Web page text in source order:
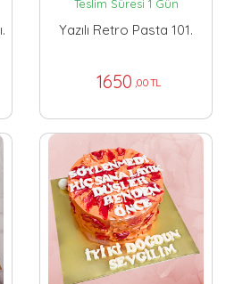
Teslim Süresi 1 Gün
Yazılı Retro Pasta 101.
1650 ,00 TL